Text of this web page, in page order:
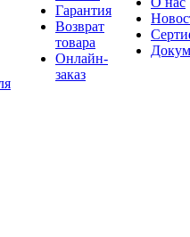
Гарантия
Возврат
товара
Онлайн-
заказ